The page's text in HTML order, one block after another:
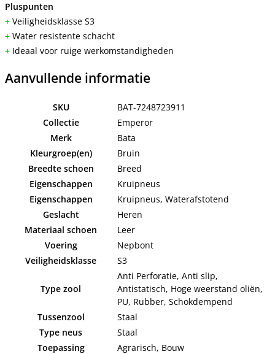
Pluspunten
+ Veiligheidsklasse S3
+ Water resistente schacht
+ Ideaal voor ruige werkomstandigheden
Aanvullende informatie
SKU
BAT-7248723911
Collectie
Emperor
Merk
Bata
Kleurgroep(en)
Bruin
Breedte schoen
Breed
Eigenschappen
Kruipneus
Eigenschappen
Kruipneus, Waterafstotend
Geslacht
Heren
Materiaal schoen
Leer
Voering
Nepbont
Veiligheidsklasse
S3
Type zool
Anti Perforatie, Anti slip,
Antistatisch, Hoge weerstand oliën,
PU, Rubber, Schokdempend
Tussenzool
Staal
Type neus
Staal
Toepassing
Agrarisch, Bouw